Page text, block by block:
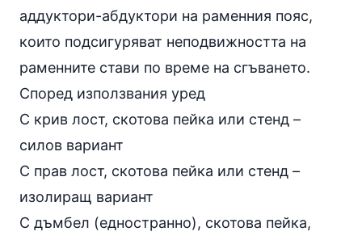
аддуктори-абдуктори на раменния пояс,
които подсигуряват неподвижността на
раменните стави по време на сгъването.
Според използвания уред
С крив лост, скотова пейка или стенд –
силов вариант
С прав лост, скотова пейка или стенд –
изолиращ вариант
С дъмбел (едностранно), скотова пейка,